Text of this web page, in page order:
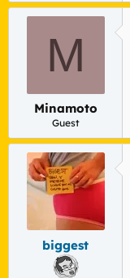
M
Minamoto
Guest
biggest